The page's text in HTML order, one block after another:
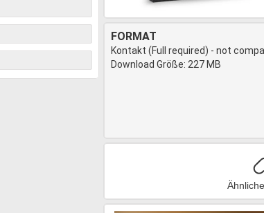
FORMAT
Kontakt (Full required) - not
Download Größe: 227 MB